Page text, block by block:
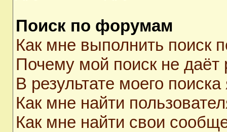
Поиск по форумам
Как мне выполнить
Почему мой поиск не даёт
В результате моего
Как мне найти
Как мне найти свои